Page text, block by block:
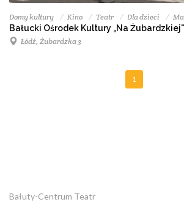
Domy kultury Kino Teatr Dla dzieci
Bałucki Ośrodek Kultury „Na Żubardzkiej"
Łódź, Żubardzka 3
1
Bałuty-Centrum Teatr